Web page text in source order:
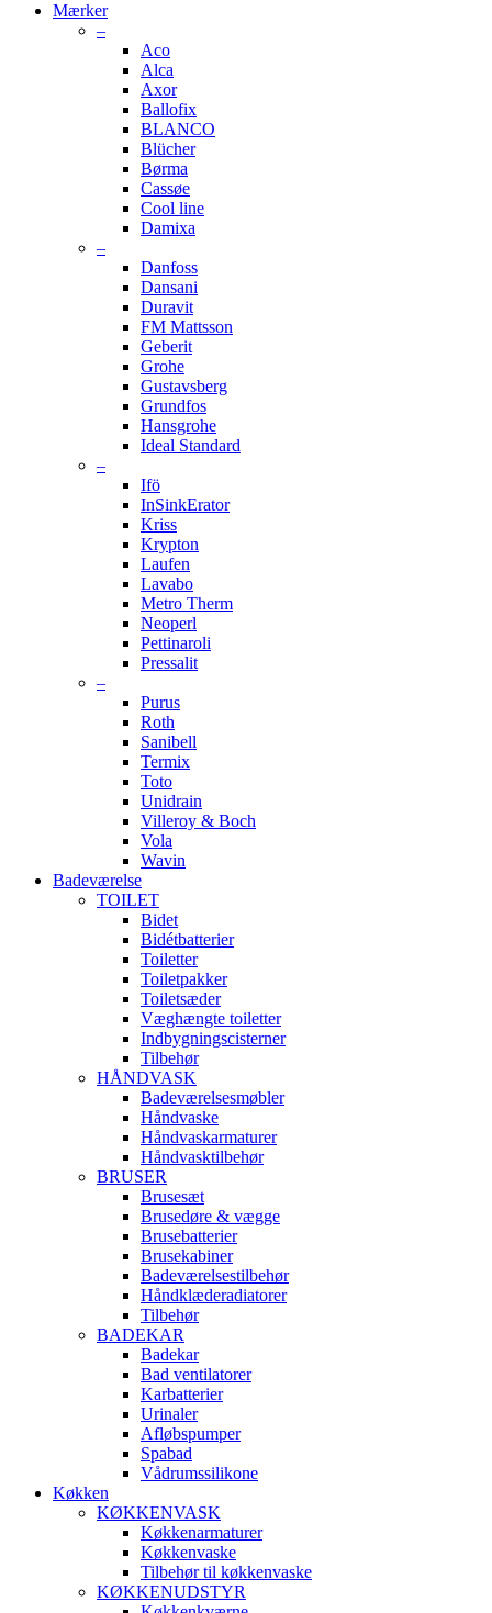
Mærker
–
Aco
Alca
Axor
Ballofix
BLANCO
Blücher
Børma
Cassøe
Cool line
Damixa
–
Danfoss
Dansani
Duravit
FM Mattsson
Geberit
Grohe
Gustavsberg
Grundfos
Hansgrohe
Ideal Standard
–
Ifö
InSinkErator
Kriss
Krypton
Laufen
Lavabo
Metro Therm
Neoperl
Pettinaroli
Pressalit
–
Purus
Roth
Sanibell
Termix
Toto
Unidrain
Villeroy & Boch
Vola
Wavin
Badeværelse
TOILET
Bidet
Bidétbatterier
Toiletter
Toiletpakker
Toiletsæder
Væghængte toiletter
Indbygningscisterner
Tilbehør
HÅNDVASK
Badeværelsesmøbler
Håndvaske
Håndvaskarmaturer
Håndvasktilbehør
BRUSER
Brusesæt
Brusedøre & vægge
Brusebatterier
Brusekabiner
Badeværelsestilbehør
Håndklæderadiatorer
Tilbehør
BADEKAR
Badekar
Bad ventilatorer
Karbatterier
Urinaler
Afløbspumper
Spabad
Vådrumssilikone
Køkken
KØKKENVASK
Køkkenarmaturer
Køkkenvaske
Tilbehør til køkkenvaske
KØKKENUDSTYR